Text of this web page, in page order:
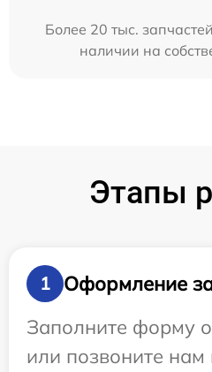
Более 20 тыс.
наличии на
Этапы
1
Оформление
Заполните форму
или позвоните нам